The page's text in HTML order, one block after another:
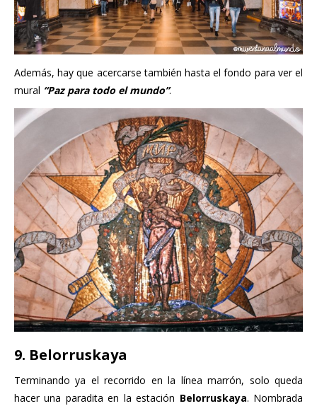
Además, hay que acercarse también hasta el fondo para ver el
mural “Paz para todo el mundo”.
9. Belorruskaya
Terminando ya el recorrido en la línea marrón, solo queda
hacer una paradita en la estación Belorruskaya. Nombrada